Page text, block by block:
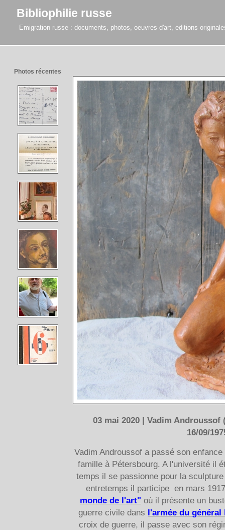
Bibliophilie russe
Emigration russe : documents, photos, oeuvres d'art, editions
03 mai 2020 | Vadim
16/09/
Vadim Androussof a passé son
famille à Pétersbourg. A l'université il
temps il se passionne pour la
entretemps il participe en mars
monde de l'art" où il présente un
guerre civile dans l'armée du
croix de guerre, il passe avec son
Photos récentes